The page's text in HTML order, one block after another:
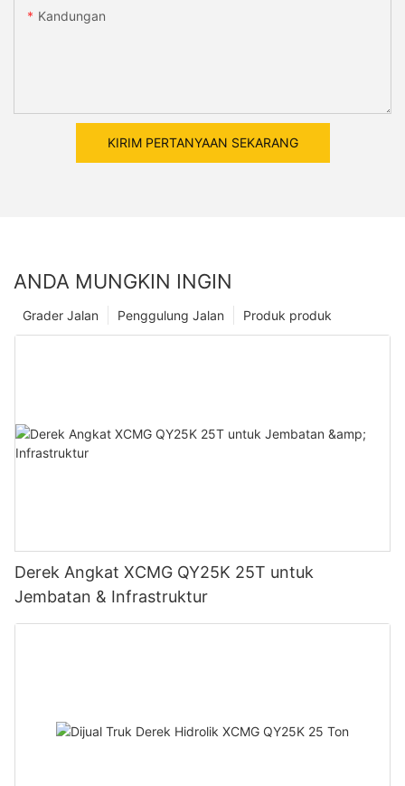
Kandungan
KIRIM PERTANYAAN SEKARANG
ANDA MUNGKIN INGIN
Produk produk
Penggulung Jalan
Grader Jalan
Derek Angkat XCMG QY25K 25T untuk
Jembatan & Infrastruktur